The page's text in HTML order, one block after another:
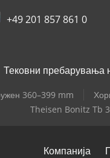
+49 201 857 861 0
Тековни пребарувања
360–399 mm
Theisen Bonitz Tb
Компанија